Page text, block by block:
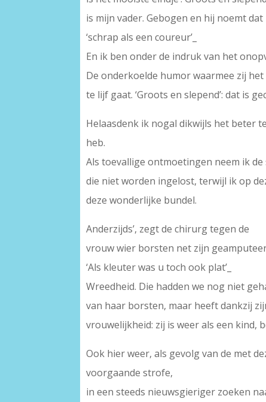
is mijn vader. Gebogen en hij noemt dat
‘schrap als een coureur’_
En ik ben onder de indruk van het
De onderkoelde humor waarmee zij
te lijf gaat. ‘Groots en slepend’: dat is
Helaasdenk ik nogal dikwijls het beter
heb.
Als toevallige ontmoetingen neem ik
die niet worden ingelost, terwijl ik op
deze wonderlijke bundel.
Anderzijds’, zegt de chirurg tegen de
vrouw wier borsten net zijn
‘Als kleuter was u toch ook plat’_
Wreedheid. Die hadden we nog niet
van haar borsten, maar heeft dankzij
vrouwelijkheid: zij is weer als een kind,
Ook hier weer, als gevolg van de met
voorgaande strofe,
in een steeds nieuwsgieriger zoeken